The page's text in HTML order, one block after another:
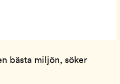
bästa miljön, söker